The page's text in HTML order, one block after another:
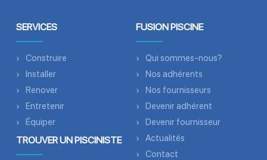
SERVICES
Construire
Installer
Renover
Entretenir
Équiper
TROUVER UN PISCINISTE
FUSION PISCINE
Qui sommes-nous?
Nos adhérents
Nos fournisseurs
Devenir adhérent
Devenir fournisseur
Actualités
Contact